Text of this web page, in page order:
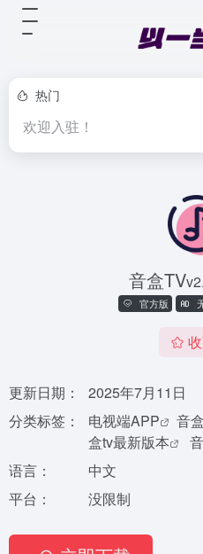
热门
欢迎入驻！
音盒TV
官方版
更新日期：
2025年7月11日
分类标签：
电视端APP 音
盒tv最新版本
语言：
中文
平台：
没限制